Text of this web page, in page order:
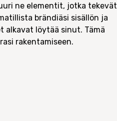
ne elementit, jotka tekevät
brändiäsi sisällön ja
alkavat löytää sinut. Tämä
rakentamiseen.